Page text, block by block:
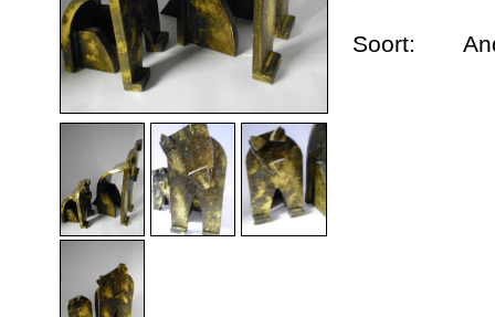
Nieuws
Contact
Soort: